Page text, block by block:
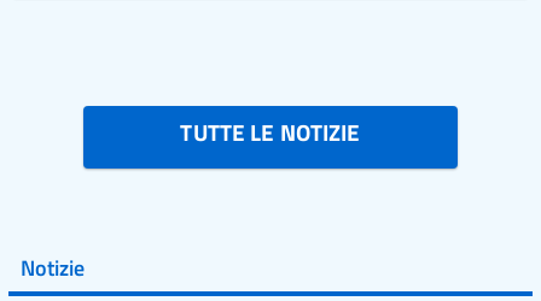
TUTTE LE NOTIZIE
Notizie